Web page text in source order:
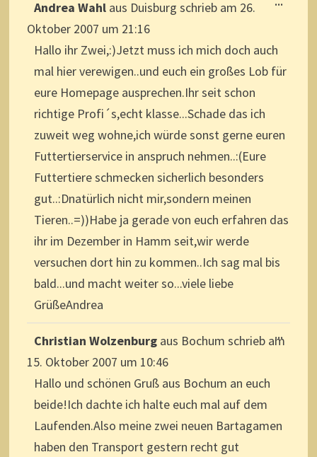
Andrea Wahl aus Duisburg schrieb am 26.
Oktober 2007 um 21:16
Hallo ihr Zwei,:)Jetzt muss ich mich doch auch
mal hier verewigen..und euch ein großes Lob für
eure Homepage ausprechen.Ihr seit schon
richtige Profi´s,echt klasse...Schade das ich
zuweit weg wohne,ich würde sonst gerne euren
Futtertierservice in anspruch nehmen..:(Eure
Futtertiere schmecken sicherlich besonders
gut..:Dnatürlich nicht mir,sondern meinen
Tieren..=))Habe ja gerade von euch erfahren das
ihr im Dezember in Hamm seit,wir werde
versuchen dort hin zu kommen..Ich sag mal bis
bald...und macht weiter so...viele liebe
GrüßeAndrea
Christian Wolzenburg aus Bochum schrieb am
15. Oktober 2007 um 10:46
Hallo und schönen Gruß aus Bochum an euch
beide!Ich dachte ich halte euch mal auf dem
Laufenden.Also meine zwei neuen Bartagamen
haben den Transport gestern recht gut
...